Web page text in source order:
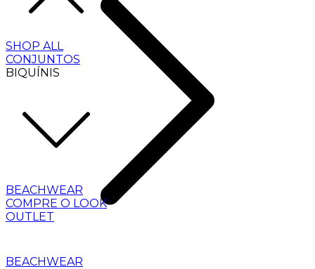
SHOP ALL
CONJUNTOS
BIQUÍNIS
BEACHWEAR
COMPRE O LOOK
OUTLET
BEACHWEAR